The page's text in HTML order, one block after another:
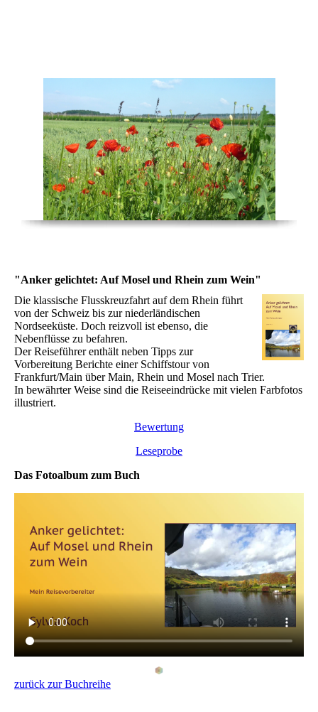
Autorin Sylvia Koch
"Anker gelichtet: Auf Mosel und Rhein zum Wein"
Die klassische Flusskreuzfahrt auf dem Rhein führt
von der Schweiz bis zur niederländischen
Nordseeküste. Doch reizvoll ist ebenso, die
Nebenflüsse zu befahren.
Der Reiseführer enthält neben Tipps zur
Vorbereitung Berichte einer Schiffstour von
Frankfurt/Main über Main, Rhein und Mosel nach Trier.
In bewährter Weise sind die Reiseeindrücke mit vielen Farbfotos
illustriert.
Bewertung
Leseprobe
Das Fotoalbum zum Buch
zurück zur Buchreihe